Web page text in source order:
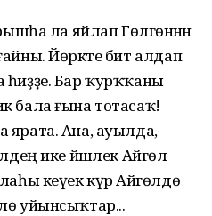
ла яйлап Гөлгөнәнән
Йөрәкте бит алдап
Бар ҡурҡҡаны
бала ғына тотасаҡ!
ярата. Ана, ауылда,
ике йәшлек Айгөл
кеүек күрә Айгөлдө
уйынсыҡтар...